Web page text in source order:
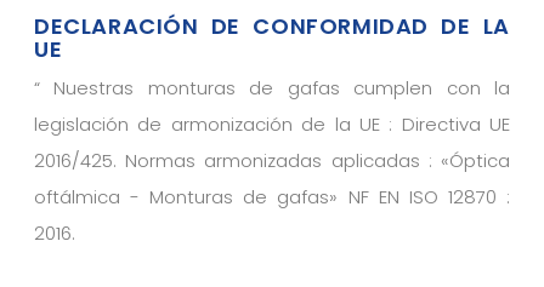
DECLARACIÓN DE CONFORMIDAD DE LA
UE
“ Nuestras monturas de gafas cumplen con la
legislación de armonización de la UE : Directiva UE
2016/425. Normas armonizadas aplicadas : «Óptica
oftálmica - Monturas de gafas» NF EN ISO 12870 :
2016.